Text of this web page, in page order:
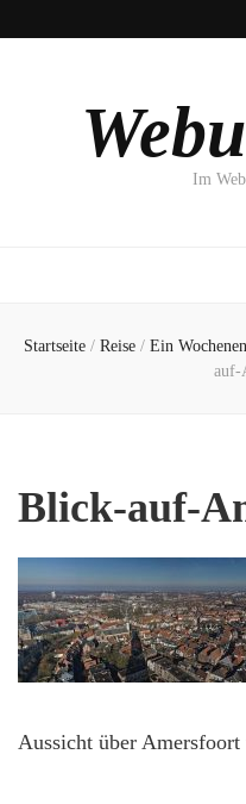
Im
Startseite / Reise / Ein
auf-
Blick-auf-
Aussicht über